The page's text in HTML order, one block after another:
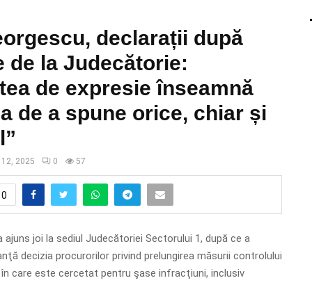
declarații după
de la Judecătorie:
de expresie înseamnă
de a spune orice, chiar și
2025 0 57
0
ajuns joi la sediul Judecătoriei Sectorului 1, după ce a
decizia procurorilor privind prelungirea măsurii controlului
care este cercetat pentru şase infracţiuni, inclusiv